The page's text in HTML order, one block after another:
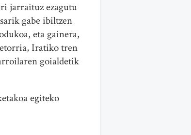
jarraituz ezagutu
gabe ibiltzen
eta gainera,
Iratiko tren
goialdetik
egiteko